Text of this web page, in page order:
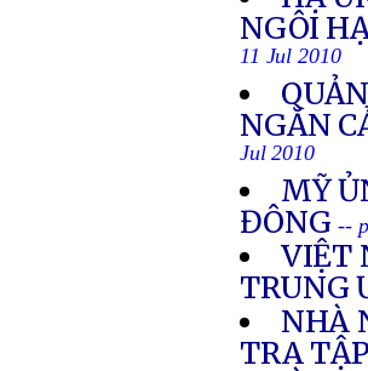
NGÔI
11 Jul 2010
NGĂN
Jul 2010
MỸ
ĐÔNG--
VIỆT
TRUNG
NHÀ
TRA